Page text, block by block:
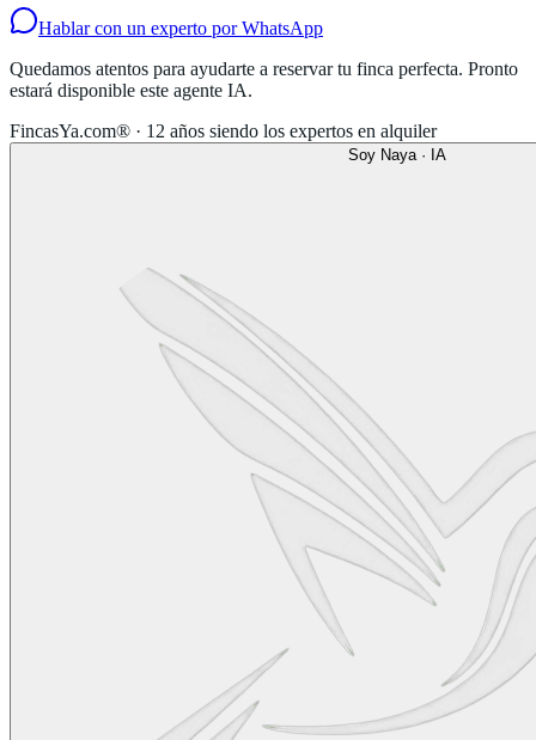
Hablar con un experto por WhatsApp
Quedamos atentos para ayudarte a reservar tu finca perfecta. Pronto
estará disponible este agente IA.
FincasYa.com® · 12 años siendo los expertos en alquiler
Soy Naya · IA